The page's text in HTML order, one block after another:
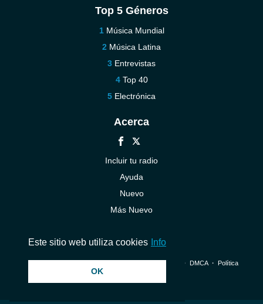
Top 5 Géneros
Música Mundial
Música Latina
Entrevistas
Top 40
Electrónica
Acerca
Incluir tu radio
Ayuda
Nuevo
Más Nuevo
© 2026 InstantAudio. Reservados todos los derechos. ・ DMCA・ Política
Este sitio web utiliza cookies Info
OK